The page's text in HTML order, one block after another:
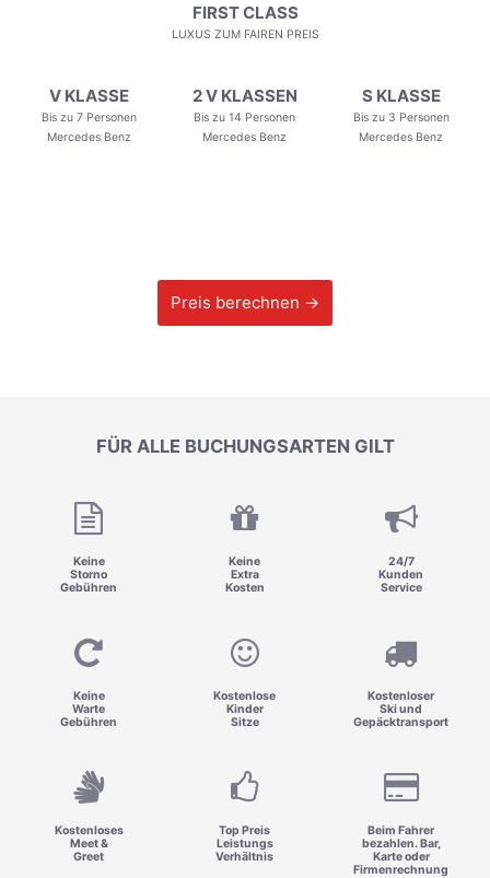
FIRST CLASS
LUXUS ZUM FAIREN PREIS
V KLASSE
Bis zu 7 Personen
Mercedes Benz
2 V KLASSEN
Bis zu 14 Personen
Mercedes Benz
S KLASSE
Bis zu 3 Personen
Mercedes Benz
Preis berechnen →
FÜR ALLE BUCHUNGSARTEN GILT
Keine
Storno
Gebühren
Keine
Extra
Kosten
24/7
Kunden
Service
Keine
Warte
Gebühren
Kostenlose
Kinder
Sitze
Kostenloser
Ski und
Gepäcktransport
Kostenloses
Meet &
Greet
Top Preis
Leistungs
Verhältnis
Beim Fahrer
bezahlen. Bar,
Karte oder
Firmenrechnung